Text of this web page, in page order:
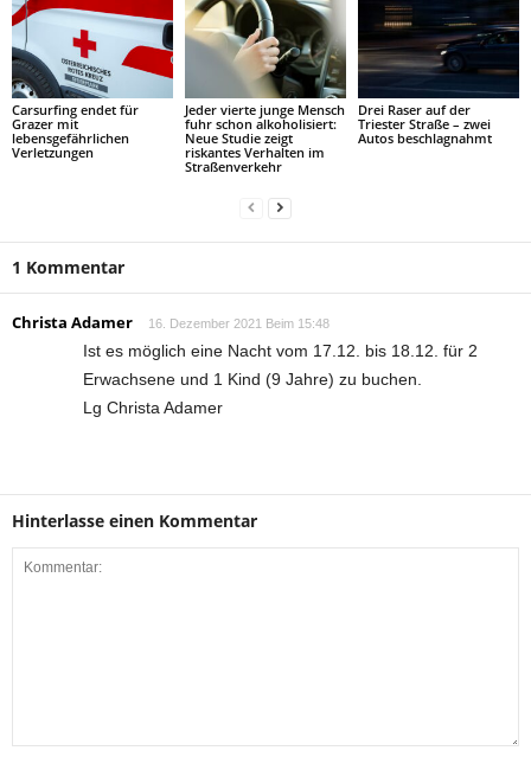
Carsurfing endet für
Grazer mit
lebensgefährlichen
Verletzungen
Jeder vierte junge Mensch
fuhr schon alkoholisiert:
Neue Studie zeigt
riskantes Verhalten im
Straßenverkehr
Drei Raser auf der
Triester Straße – zwei
Autos beschlagnahmt
1 Kommentar
Christa Adamer 16. Dezember 2021 Beim 15:48
Ist es möglich eine Nacht vom 17.12. bis 18.12. für 2
Erwachsene und 1 Kind (9 Jahre) zu buchen.
Lg Christa Adamer
Hinterlasse einen Kommentar